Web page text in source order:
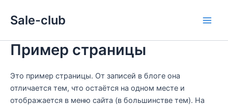
Sale-club
Пример страницы
Это пример страницы. От записей в блоге она
отличается тем, что остаётся на одном месте и
отображается в меню сайта (в большинстве тем). На